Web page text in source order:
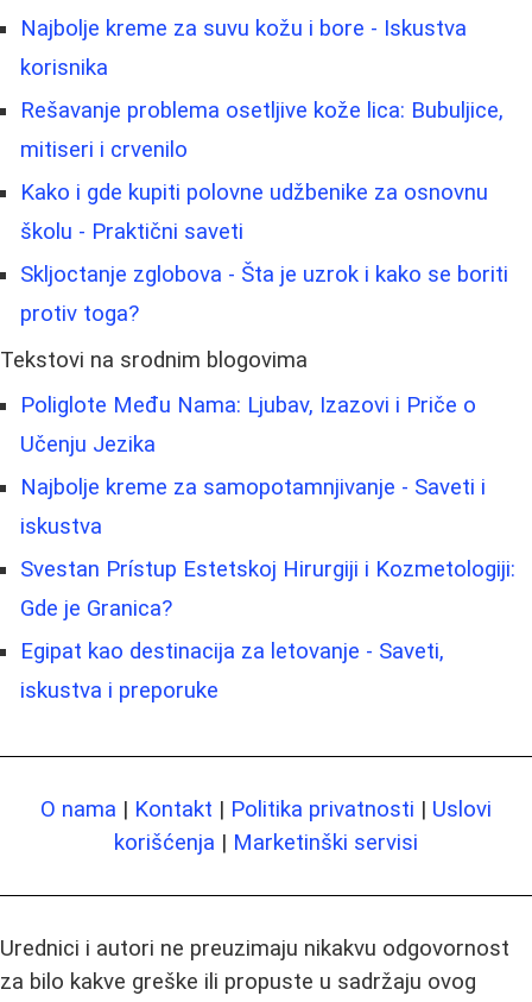
Najbolje kreme za suvu kožu i bore - Iskustva
korisnika
Rešavanje problema osetljive kože lica: Bubuljice,
mitiseri i crvenilo
Kako i gde kupiti polovne udžbenike za osnovnu
školu - Praktični saveti
Skljoctanje zglobova - Šta je uzrok i kako se boriti
protiv toga?
Tekstovi na srodnim blogovima
Poliglote Među Nama: Ljubav, Izazovi i Priče o
Učenju Jezika
Najbolje kreme za samopotamnjivanje - Saveti i
iskustva
Svestan Prístup Estetskoj Hirurgiji i Kozmetologiji:
Gde je Granica?
Egipat kao destinacija za letovanje - Saveti,
iskustva i preporuke
O nama | Kontakt | Politika privatnosti | Uslovi
korišćenja | Marketinški servisi
Urednici i autori ne preuzimaju nikakvu odgovornost
za bilo kakve greške ili propuste u sadržaju ovog